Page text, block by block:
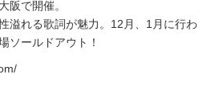
阪で開催。
溢れる歌詞が魅力。12月、1月に行わ
ソールドアウト！